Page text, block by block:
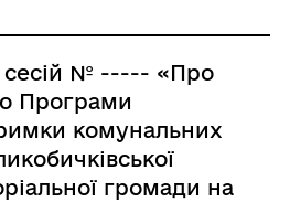
сесій № ----- «Про
Програми
комунальних
громади на